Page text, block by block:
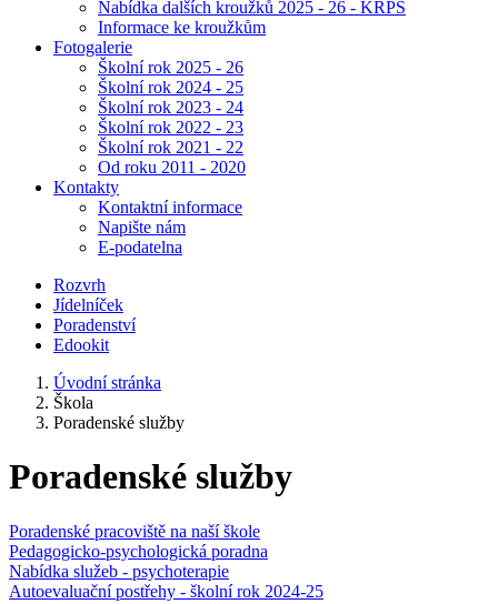
Nabídka dalších kroužků 2025 - 26 - KRPŠ
Informace ke kroužkům
Fotogalerie
Školní rok 2025 - 26
Školní rok 2024 - 25
Školní rok 2023 - 24
Školní rok 2022 - 23
Školní rok 2021 - 22
Od roku 2011 - 2020
Kontakty
Kontaktní informace
Napište nám
E-podatelna
Rozvrh
Jídelníček
Poradenství
Edookit
Úvodní stránka
Škola
Poradenské služby
Poradenské služby
Poradenské pracoviště na naší škole
Pedagogicko-psychologická poradna
Nabídka služeb - psychoterapie
Autoevaluační postřehy - školní rok 2024-25